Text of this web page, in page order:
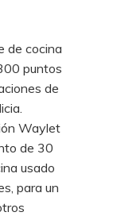
de cocina
puntos
de
Waylet
de 30
usado
para un